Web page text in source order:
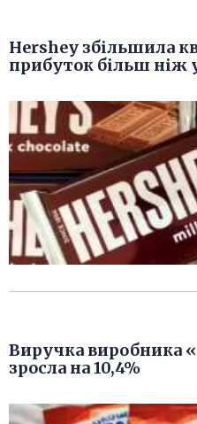
Hershey збільшила
прибуток більш ніж
Виручка виробника
зросла на 10,4%